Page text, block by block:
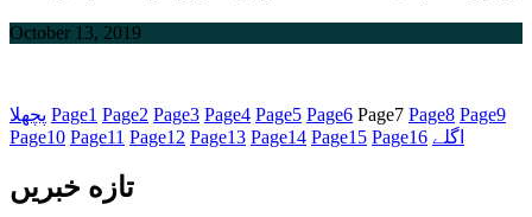
October 13, 2019
پچھلا Page1 Page2 Page3 Page4 Page5 Page6 Page7 Page8 Page9
Page10 Page11 Page12 Page13 Page14 Page15 Page16 اگلے
تازه خبریں